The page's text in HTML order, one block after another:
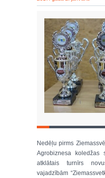
Nedēļu pirms
Agrobiznesa koledžas
atklātais turnīrs
vajadzībām